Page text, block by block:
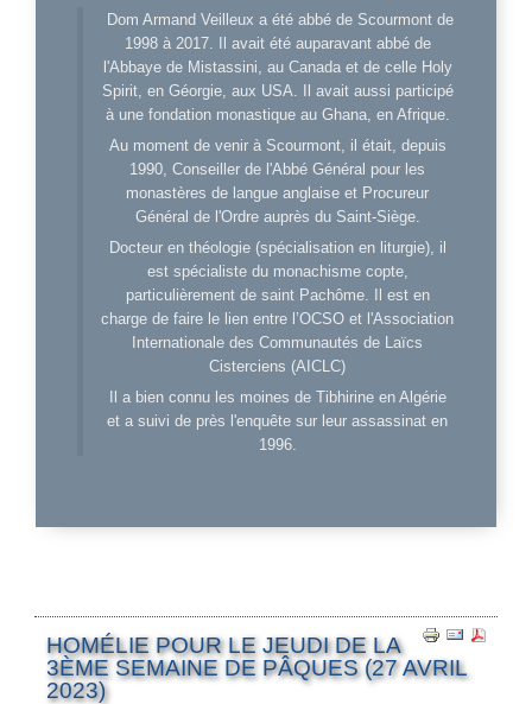
Dom Armand Veilleux a été abbé de Scourmont de
1998 à 2017. Il avait été auparavant abbé de
l'Abbaye de Mistassini, au Canada et de celle Holy
Spirit, en Géorgie, aux USA. Il avait aussi participé
à une fondation monastique au Ghana, en Afrique.
Au moment de venir à Scourmont, il était, depuis
1990, Conseiller de l'Abbé Général pour les
monastères de langue anglaise et Procureur
Général de l'Ordre auprès du Saint-Siège.
Docteur en théologie (spécialisation en liturgie), il
est spécialiste du monachisme copte,
particulièrement de saint Pachôme. Il est en
charge de faire le lien entre l’OCSO et l'Association
Internationale des Communautés de Laïcs
Cisterciens (AICLC)
Il a bien connu les moines de Tibhirine en Algérie
et a suivi de près l'enquête sur leur assassinat en
1996.
HOMÉLIE POUR LE JEUDI DE LA
3ÈME SEMAINE DE PÂQUES (27 AVRIL
2023)